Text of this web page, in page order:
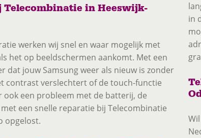
in Heeswijk-
werken wij snel en waar mogelijk met
het op beeldschermen aankomt. Met een
dat jouw Samsung weer als nieuw is zonder
contrast verslechtert of de touch-functie
een probleem met de batterij, de
een snelle reparatie bij Telecombinatie
opgelost.
in